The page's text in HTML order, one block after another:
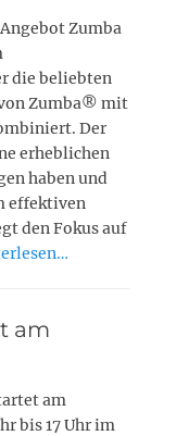
Zumba
die beliebten
Zumba® mit
Der
erheblichen
haben und
effektiven
den Fokus auf
am
am
bis 17 Uhr im